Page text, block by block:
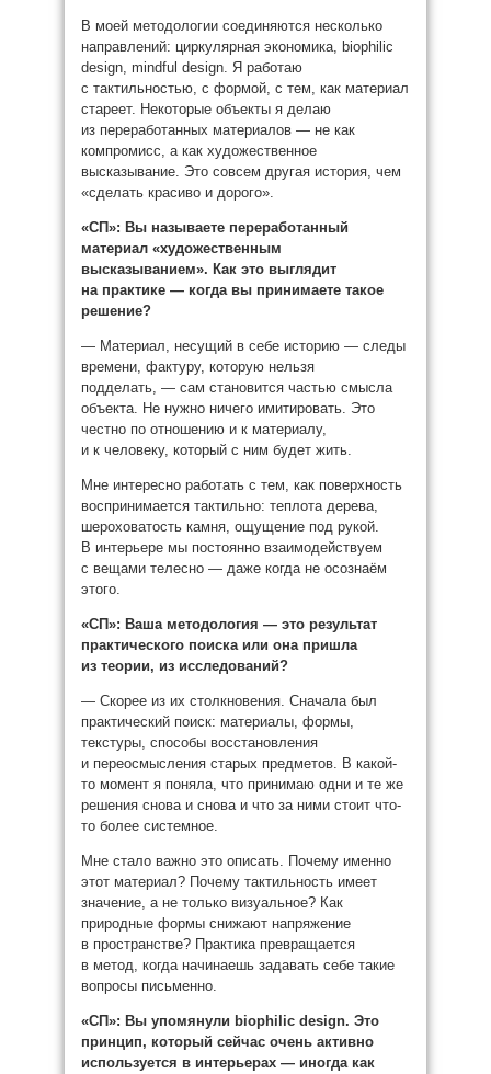
В моей методологии соединяются несколько
направлений: циркулярная экономика, biophilic
design, mindful design. Я работаю
с тактильностью, с формой, с тем, как материал
стареет. Некоторые объекты я делаю
из переработанных материалов — не как
компромисс, а как художественное
высказывание. Это совсем другая история, чем
«сделать красиво и дорого».
«СП»: Вы называете переработанный
материал «художественным
высказыванием». Как это выглядит
на практике — когда вы принимаете такое
решение?
— Материал, несущий в себе историю — следы
времени, фактуру, которую нельзя
подделать, — сам становится частью смысла
объекта. Не нужно ничего имитировать. Это
честно по отношению и к материалу,
и к человеку, который с ним будет жить.
Мне интересно работать с тем, как поверхность
воспринимается тактильно: теплота дерева,
шероховатость камня, ощущение под рукой.
В интерьере мы постоянно взаимодействуем
с вещами телесно — даже когда не осознаём
этого.
«СП»: Ваша методология — это результат
практического поиска или она пришла
из теории, из исследований?
— Скорее из их столкновения. Сначала был
практический поиск: материалы, формы,
текстуры, способы восстановления
и переосмысления старых предметов. В какой-
то момент я поняла, что принимаю одни и те же
решения снова и снова и что за ними стоит что-
то более системное.
Мне стало важно это описать. Почему именно
этот материал? Почему тактильность имеет
значение, а не только визуальное? Как
природные формы снижают напряжение
в пространстве? Практика превращается
в метод, когда начинаешь задавать себе такие
вопросы письменно.
«СП»: Вы упомянули biophilic design. Это
принцип, который сейчас очень активно
используется в интерьерах — иногда как